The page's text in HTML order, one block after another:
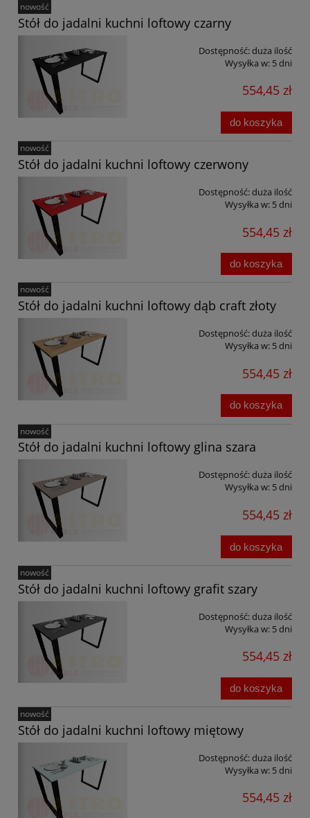
Stół do jadalni kuchni loftowy czarny
Dostępność:duża ilość
Wysyłka w: 5 dni
554,45 zł
do koszyka
nowość
Stół do jadalni kuchni loftowy czerwony
Dostępność:duża ilość
Wysyłka w: 5 dni
554,45 zł
do koszyka
nowość
Stół do jadalni kuchni loftowy dąb craft złoty
Dostępność:duża ilość
Wysyłka w: 5 dni
554,45 zł
do koszyka
nowość
Stół do jadalni kuchni loftowy glina szara
Dostępność:duża ilość
Wysyłka w: 5 dni
554,45 zł
do koszyka
nowość
Stół do jadalni kuchni loftowy grafit szary
Dostępność:duża ilość
Wysyłka w: 5 dni
554,45 zł
do koszyka
nowość
Stół do jadalni kuchni loftowy miętowy
Dostępność:duża ilość
Wysyłka w: 5 dni
554,45 zł
nowość